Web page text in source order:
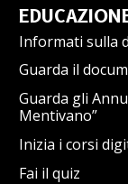
Informati sulla
Guarda il
Guarda gli
Mentivano”
Inizia i corsi
Fai il quiz